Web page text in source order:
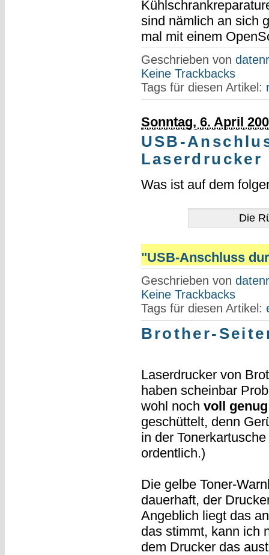
sind nämlich an sich
mal mit einem
Geschrieben von
Keine Trackbacks
Tags für diesen Artikel:
Sonntag, 6. April
USB-
Was ist auf dem
Die
"USB-Anschluss
Geschrieben von
Keine Trackbacks
Tags für diesen Artikel:
Brother-
Laserdrucker von
haben scheinbar
wohl noch voll genug
geschüttelt, denn
in der
ordentlich.)
Die gelbe Toner-
dauerhaft, der
Angeblich liegt das
das stimmt, kann ich
dem Drucker das